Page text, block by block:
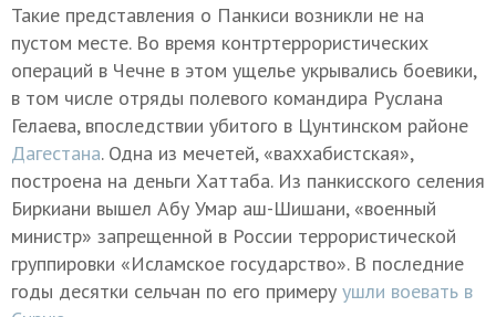
Такие представления о Панкиси возникли не на
пустом месте. Во время контртеррористических
операций в Чечне в этом ущелье укрывались боевики,
в том числе отряды полевого командира Руслана
Гелаева, впоследствии убитого в Цунтинском районе
Дагестана. Одна из мечетей, «ваххабистская»,
построена на деньги Хаттаба. Из панкисского селения
Биркиани вышел Абу Умар аш-Шишани, «военный
министр» запрещенной в России террористической
группировки «Исламское государство». В последние
годы десятки сельчан по его примеру ушли воевать в